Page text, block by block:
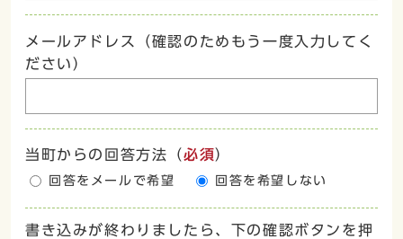
メールアドレス（確認のためもう一度入力してく
ださい）
当町からの回答方法 （必須）
回答をメールで希望 回答を希望しない
書き込みが終わりましたら、下の確認ボタンを押